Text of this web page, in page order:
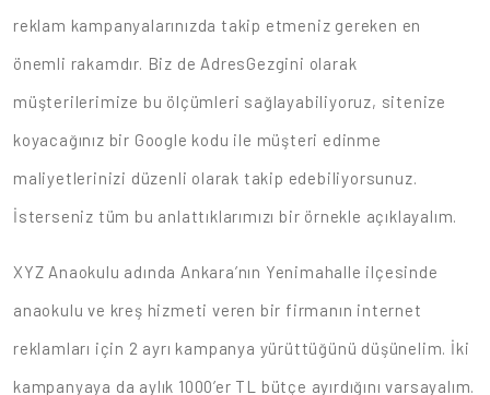
reklam kampanyalarınızda takip etmeniz gereken en
önemli rakamdır. Biz de AdresGezgini olarak
müşterilerimize bu ölçümleri sağlayabiliyoruz, sitenize
koyacağınız bir Google kodu ile müşteri edinme
maliyetlerinizi düzenli olarak takip edebiliyorsunuz.
İsterseniz tüm bu anlattıklarımızı bir örnekle açıklayalım.
XYZ Anaokulu adında Ankara’nın Yenimahalle ilçesinde
anaokulu ve kreş hizmeti veren bir firmanın internet
reklamları için 2 ayrı kampanya yürüttüğünü düşünelim. İki
kampanyaya da aylık 1000’er TL bütçe ayırdığını varsayalım.